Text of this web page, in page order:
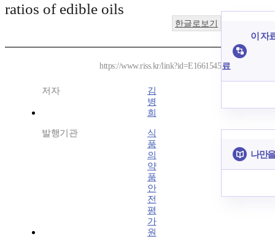
ratios of edible oils
한글로보기
https://www.riss.kr/link?id=E1661545
저자
김
병
희
발행기관
식
품
의
약
품
안
전
평
가
원
이 자
료
나만